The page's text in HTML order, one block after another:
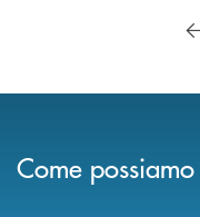
Come possiamo